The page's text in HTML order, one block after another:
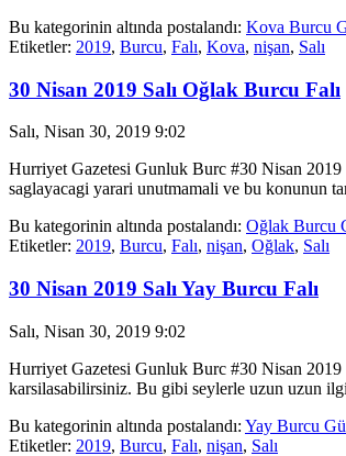
Bu kategorinin altında postalandı: Kova Burcu
Etiketler: 2019, Burcu, Falı, Kova, nişan, Salı
30 Nisan 2019 Salı Oğlak Burcu Falı
Salı, Nisan 30, 2019 9:02
Hurriyet Gazetesi Gunluk Burc #30 Nisan
saglayacagi yarari unutmamali ve bu konunun
Bu kategorinin altında postalandı: Oğlak Burcu
Etiketler: 2019, Burcu, Falı, nişan, Oğlak, Salı
30 Nisan 2019 Salı Yay Burcu Falı
Salı, Nisan 30, 2019 9:02
Hurriyet Gazetesi Gunluk Burc #30 Nisan
karsilasabilirsiniz. Bu gibi seylerle uzun uzun
Bu kategorinin altında postalandı: Yay Burcu
Etiketler: 2019, Burcu, Falı, nişan, Salı